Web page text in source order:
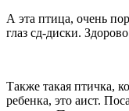
А эта птица, очень
глаз сд-диски.
Также такая птичка,
ребенка, это аист.